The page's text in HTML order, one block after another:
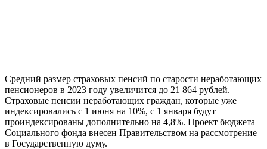
Средний размер страховых пенсий по старости неработающих
пенсионеров в 2023 году увеличится до 21 864 рублей.
Страховые пенсии неработающих граждан, которые уже
индексировались с 1 июня на 10%, с 1 января будут
проиндексированы дополнительно на 4,8%. Проект бюджета
Социального фонда внесен Правительством на рассмотрение
в Государственную думу.